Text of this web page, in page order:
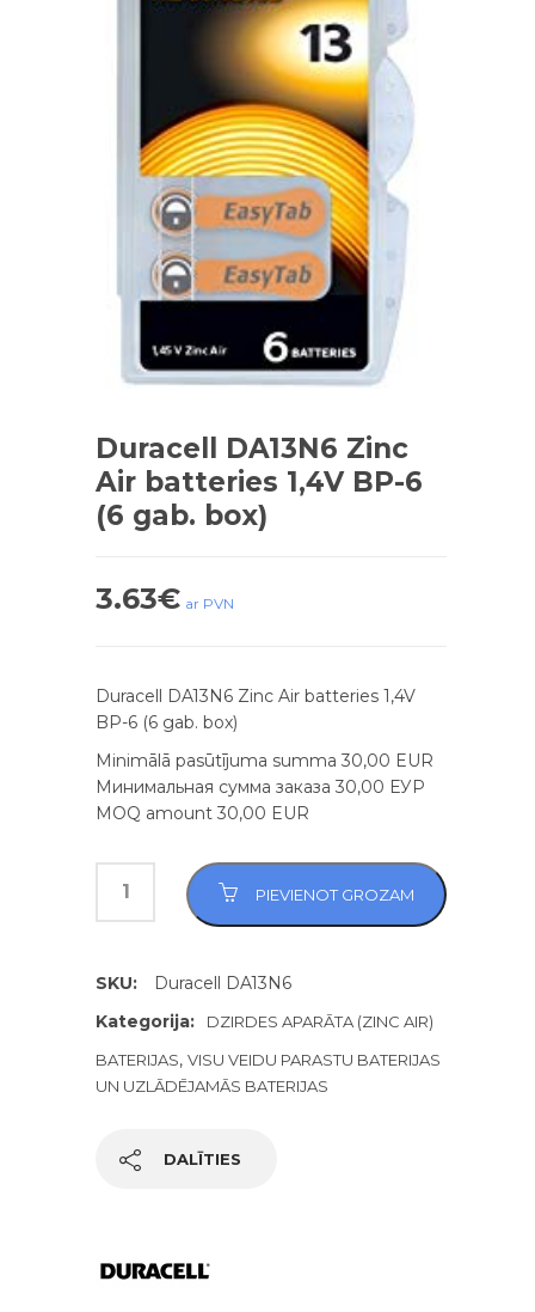
Duracell DA13N6 Zinc
Air batteries 1,4V BP-6
(6 gab. box)
3.63€ ar PVN
Duracell DA13N6 Zinc Air batteries 1,4V
BP-6 (6 gab. box)
Minimālā pasūtījuma summa 30,00 EUR
Минимальная сумма заказа 30,00 ЕУР
MOQ amount 30,00 EUR
PIEVIENOT GROZAM
SKU:
Duracell DA13N6
Kategorija:
DZIRDES APARĀTA (ZINC AIR)
BATERIJAS, VISU VEIDU PARASTU BATERIJAS
UN UZLĀDĒJAMĀS BATERIJAS
DALĪTIES